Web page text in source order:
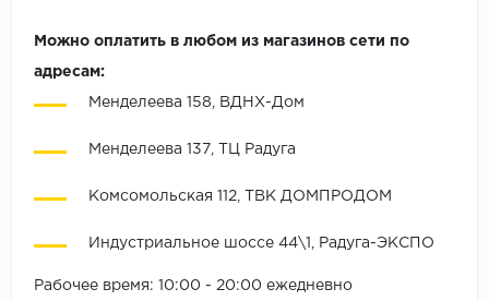
Можно оплатить в любом из магазинов сети по
адресам:
Менделеева 158, ВДНХ-Дом
Менделеева 137, ТЦ Радуга
Комсомольская 112, ТВК ДОМПРОДОМ
Индустриальное шоссе 44\1, Радуга-ЭКСПО
Рабочее время: 10:00 - 20:00 ежедневно